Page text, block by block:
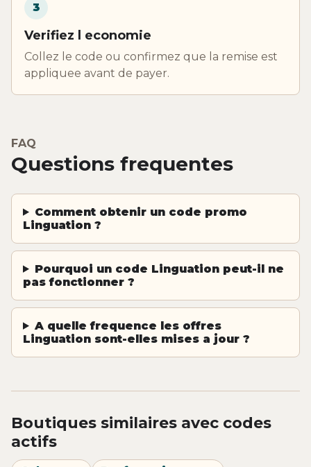
3
Verifiez l economie
Collez le code ou confirmez que la remise est
appliquee avant de payer.
FAQ
Questions frequentes
Comment obtenir un code promo
Linguation ?
Pourquoi un code Linguation peut-il ne
pas fonctionner ?
A quelle frequence les offres
Linguation sont-elles mises a jour ?
Boutiques similaires avec codes
actifs